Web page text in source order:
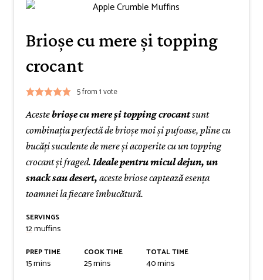
Brioșe cu mere și topping
crocant
5from 1 vote
Acestebrioșe cu mere și topping crocantsunt
combinația perfectă de brioșe moi și pufoase, pline cu
bucăți suculente de mere și acoperite cu un topping
crocant și fraged. Ideale pentru micul dejun, un
snack sau desert, aceste briose captează esența
toamnei la fiecare îmbucătură.
SERVINGS
12muffins
PREP TIME
15minutes
mins
COOK TIME
25minutes
mins
TOTAL TIME
40minutes
mins